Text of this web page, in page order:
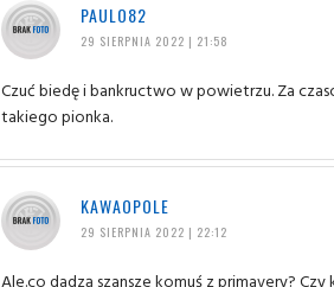
PAULO82
29 SIERPNIA 2022 | 21:58
Czuć biedę i bankructwo w powietrzu. Za
takiego pionka.
KAWAOPOLE
29 SIERPNIA 2022 | 22:12
Ale.co dadzą szansze komuś z primavery? Czy